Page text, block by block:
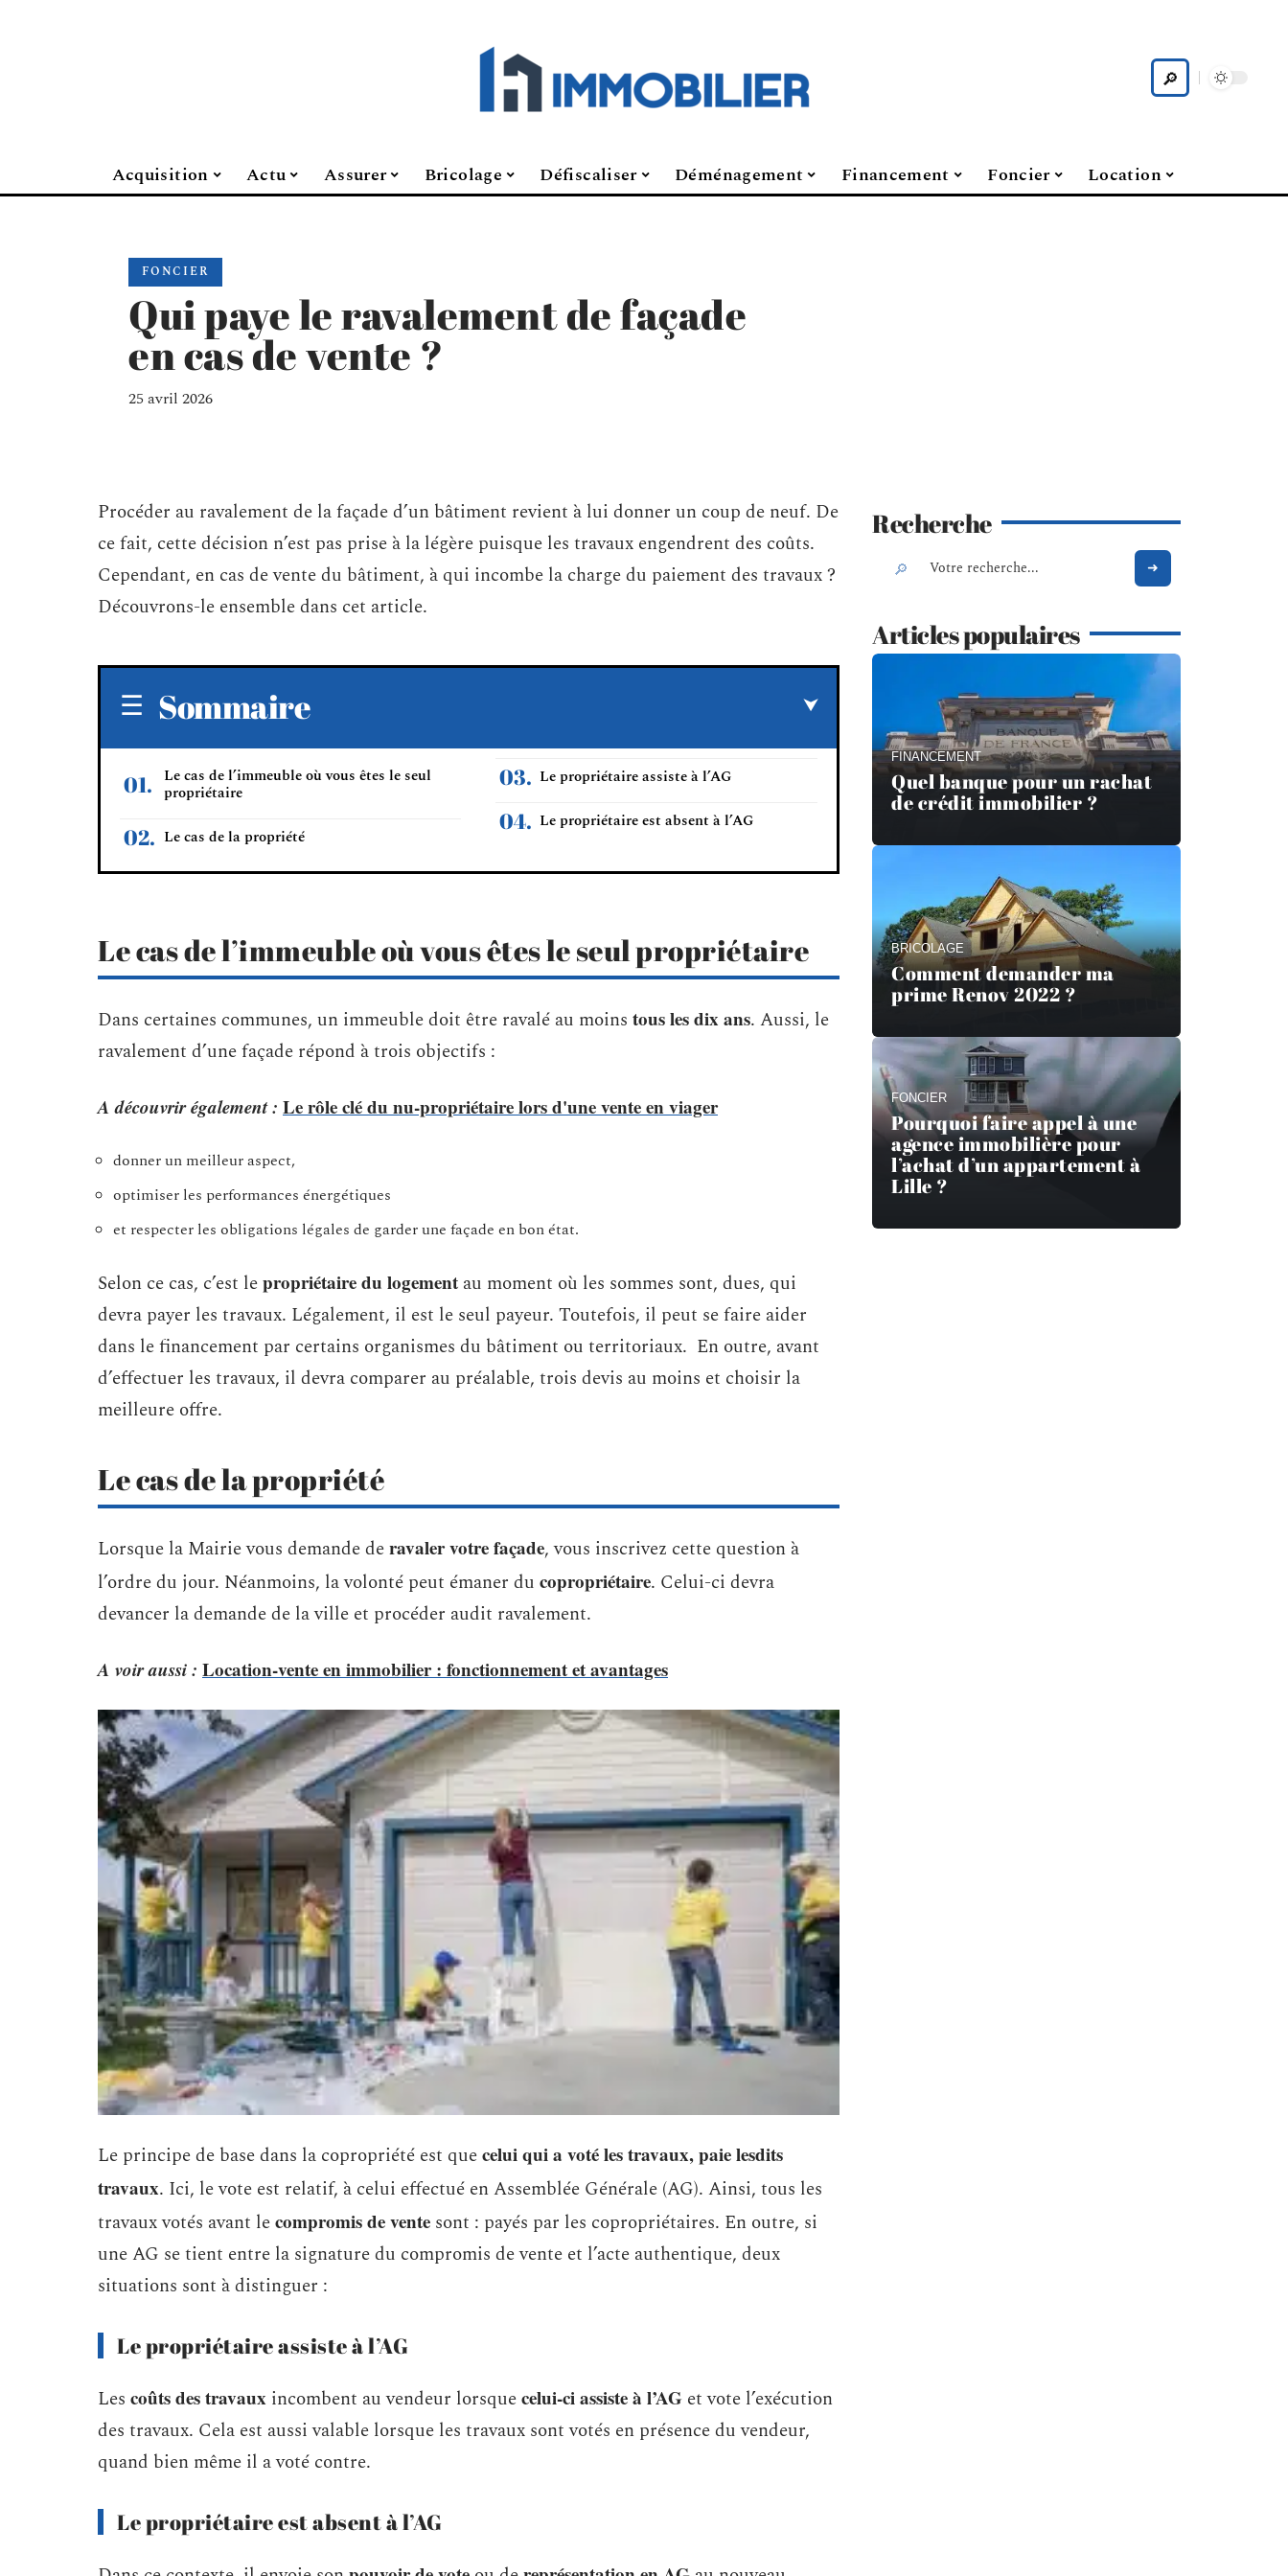
Acquisition Actu Assurer Bricolage Défiscaliser Déménagement Financement Foncier Location
FONCIER
Qui paye le ravalement de façade
en cas de vente ?
25 avril 2026
Procéder au ravalement de la façade d’un bâtiment revient à lui donner un coup de neuf. De
ce fait, cette décision n’est pas prise à la légère puisque les travaux engendrent des coûts.
Cependant, en cas de vente du bâtiment, à qui incombe la charge du paiement des travaux ?
Découvrons-le ensemble dans cet article.
Sommaire
Le cas de l’immeuble où vous êtes le seul
propriétaire
Le cas de la propriété
Le propriétaire assiste à l’AG
Le propriétaire est absent à l’AG
Le cas de l’immeuble où vous êtes le seul propriétaire
Dans certaines communes, un immeuble doit être ravalé au moins tous les dix ans. Aussi, le
ravalement d’une façade répond à trois objectifs :
A découvrir également : Le rôle clé du nu-propriétaire lors d'une vente en viager
donner un meilleur aspect,
optimiser les performances énergétiques
et respecter les obligations légales de garder une façade en bon état.
Selon ce cas, c’est lepropriétaire du logement au moment où les sommes sont, dues, qui
devra payer les travaux. Légalement, il est le seul payeur. Toutefois, il peut se faire aider
dans le financement par certains organismes du bâtiment ou territoriaux. En outre, avant
d’effectuer les travaux, il devra comparer au préalable, trois devis au moins et choisir la
meilleure offre.
Le cas de la propriété
Lorsque la Mairie vous demande deravaler votre façade, vous inscrivez cette question à
l’ordre du jour. Néanmoins, la volonté peut émaner du copropriétaire. Celui-ci devra
devancer la demande de la ville et procéder audit ravalement.
A voir aussi : Location-vente en immobilier : fonctionnement et avantages
Le principe de base dans la copropriété est quecelui qui a voté les travaux, paie lesdits
travaux. Ici, le vote est relatif, à celui effectué en Assemblée Générale (AG). Ainsi, tous les
travaux votés avant lecompromis de vente sont : payés par les copropriétaires. En outre, si
une AG se tient entre la signature du compromis de vente et l’acte authentique, deux
situations sont à distinguer :
Le propriétaire assiste à l’AG
Les coûts des travaux incombent au vendeur lorsquecelui-ci assiste à l’AG et vote l’exécution
des travaux. Cela est aussi valable lorsque les travaux sont votés en présence du vendeur,
quand bien même il a voté contre.
Le propriétaire est absent à l’AG
Recherche
Articles populaires
FINANCEMENT
Quel banque pour un rachat
de crédit immobilier ?
BRICOLAGE
Comment demander ma
prime Renov 2022 ?
FONCIER
Pourquoi faire appel à une
agence immobilière pour
l’achat d’un appartement à
Lille ?